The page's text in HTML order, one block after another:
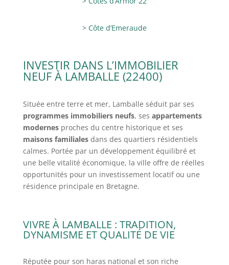
> Côte d’Emeraude
INVESTIR DANS L’IMMOBILIER
NEUF À LAMBALLE (22400)
Située entre terre et mer, Lamballe séduit par ses
programmes immobiliers neufs, ses appartements
modernesproches du centre historique et ses
maisons familialesdans des quartiers résidentiels
calmes. Portée par un développement équilibré et
une belle vitalité économique, la ville offre de réelles
opportunités pour un investissement locatif ou une
résidence principale en Bretagne.
VIVRE À LAMBALLE : TRADITION,
DYNAMISME ET QUALITÉ DE VIE
Réputée pour son haras national et son riche